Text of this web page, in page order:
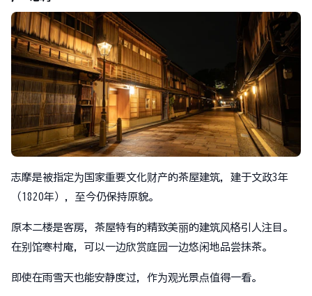
志摩是被指定为国家重要文化财产的茶屋建筑，建于文政3年
（1820年），至今仍保持原貌。
原本二楼是客房，茶屋特有的精致美丽的建筑风格引人注目。
在别馆寒村庵，可以一边欣赏庭园一边悠闲地品尝抹茶。
即使在雨雪天也能安静度过，作为观光景点值得一看。